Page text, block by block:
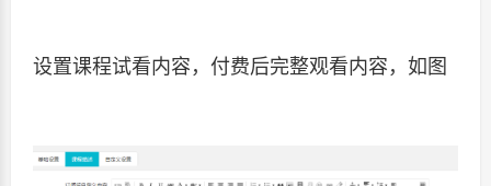
设置课程试看内容，付费后完整观看内容，如图